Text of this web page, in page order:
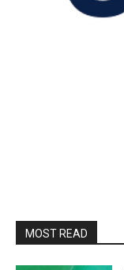
MOST READ